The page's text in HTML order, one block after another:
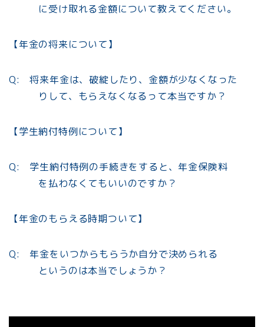
に受け取れる金額について教えてください。
【年金の将来について】
Q: 将来年金は、破綻したり、金額が少なくなった
りして、もらえなくなるって本当ですか？
【学生納付特例について】
Q: 学生納付特例の手続きをすると、年金保険料
を払わなくてもいいのですか？
【年金のもらえる時期ついて】
Q: 年金をいつからもらうか自分で決められる
というのは本当でしょうか？